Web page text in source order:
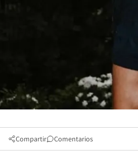
Compartir Comentarios